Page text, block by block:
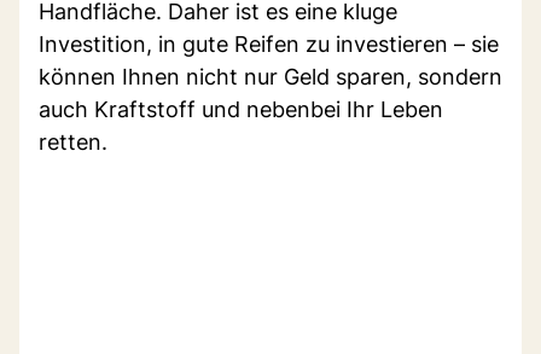
Handfläche. Daher ist es eine kluge
Investition, in gute Reifen zu investieren – sie
können Ihnen nicht nur Geld sparen, sondern
auch Kraftstoff und nebenbei Ihr Leben
retten.